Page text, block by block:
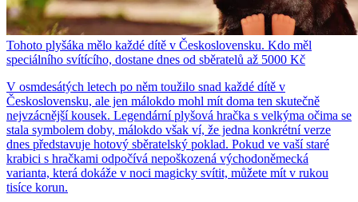
Tohoto plyšáka mělo každé dítě v Československu. Kdo měl
speciálního svítícího, dostane dnes od sběratelů až 5000 Kč
V osmdesátých letech po něm toužilo snad každé dítě v
Československu, ale jen málokdo mohl mít doma ten skutečně
nejvzácnější kousek. Legendární plyšová hračka s velkýma očima se
stala symbolem doby, málokdo však ví, že jedna konkrétní verze
dnes představuje hotový sběratelský poklad. Pokud ve vaší staré
krabici s hračkami odpočívá nepoškozená východoněmecká
varianta, která dokáže v noci magicky svítit, můžete mít v rukou
tisíce korun.